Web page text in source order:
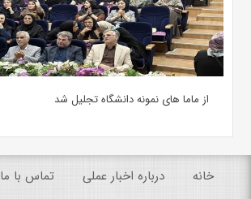
از ماما های نمونه دانشگاه تجلیل شد
خانه درباره اخبار عملی تماس با ما